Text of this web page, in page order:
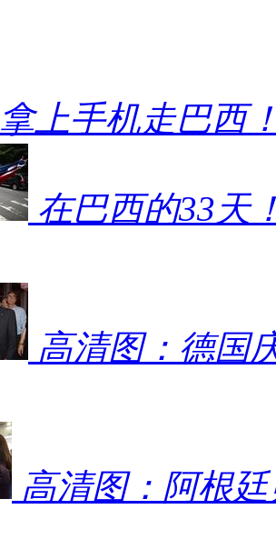
拿上手机走巴西
在巴西的33天
高清图：德国
高清图：阿根